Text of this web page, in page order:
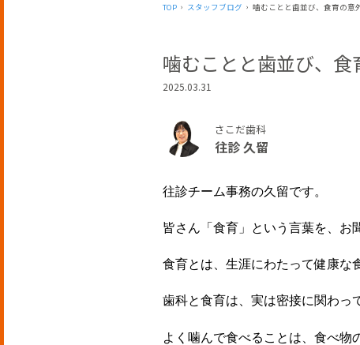
TOP スタッフブログ 噛むことと歯並び、食育の意
噛むことと歯並び、
2025.03.31
さこだ歯科
往診 久留
往診チーム事務の久留です。
皆さん「食育」という言葉を、お
食育とは、生涯にわたって健康な
歯科と食育は、実は密接に関わっ
よく噛んで食べることは、食べ物